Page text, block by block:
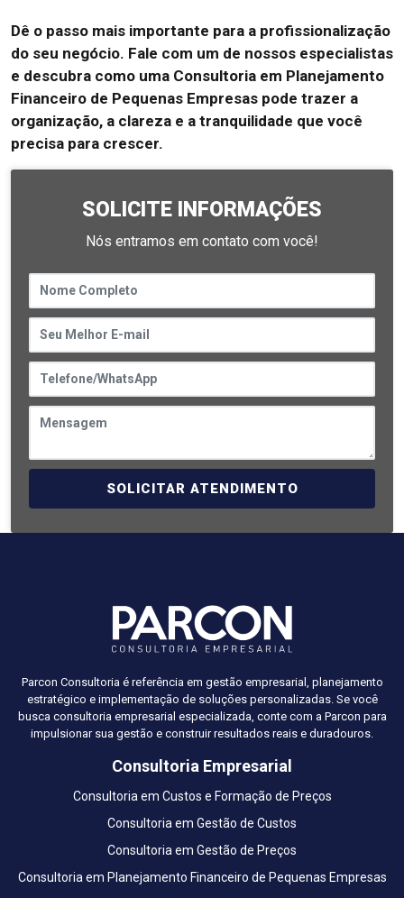
Dê o passo mais importante para a profissionalização
do seu negócio. Fale com um de nossos especialistas
e descubra como uma Consultoria em Planejamento
Financeiro de Pequenas Empresas pode trazer a
organização, a clareza e a tranquilidade que você
precisa para crescer.
SOLICITE INFORMAÇÕES
Nós entramos em contato com você!
SOLICITAR ATENDIMENTO
Parcon Consultoria é referência em gestão empresarial, planejamento
estratégico e implementação de soluções personalizadas. Se você
busca consultoria empresarial especializada, conte com a Parcon para
impulsionar sua gestão e construir resultados reais e duradouros.
Consultoria Empresarial
Consultoria em Custos e Formação de Preços
Consultoria em Gestão de Custos
Consultoria em Gestão de Preços
Consultoria em Planejamento Financeiro de Pequenas Empresas